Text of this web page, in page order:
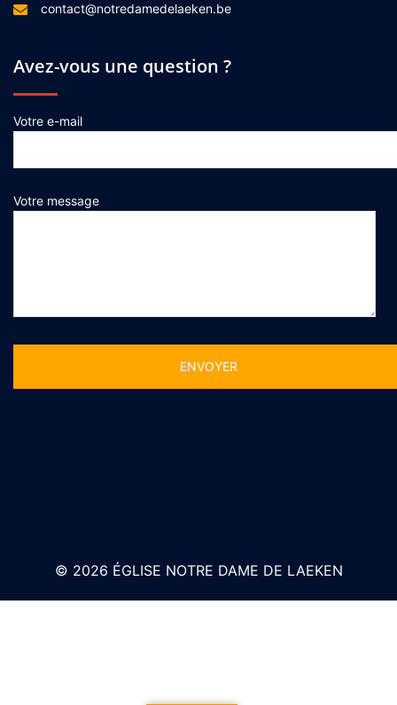
contact@notredamedelaeken.be
Avez-vous une question ?
Votre e-mail
Votre message
© 2026 ÉGLISE NOTRE DAME DE LAEKEN